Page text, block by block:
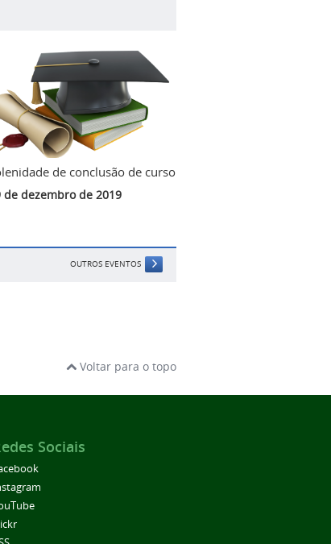
de conclusão de curso
de dezembro de 2019
OUTROS EVENTOS
Voltar para o topo
Sociais